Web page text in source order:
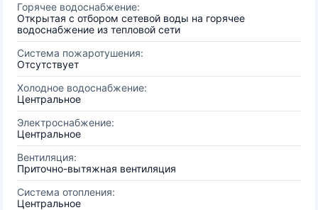
Горячее водоснабжение:
Открытая с отбором сетевой воды на горячее
водоснабжение из тепловой сети
Система пожаротушения:
Отсутствует
Холодное водоснабжение:
Центральное
Электроснабжение:
Центральное
Вентиляция:
Приточно-вытяжная вентиляция
Система отопления:
Центральное